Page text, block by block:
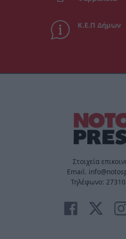
Κ.Ε.Π Δήμων
Στοιχεία
Email.
Τηλέφωνο: